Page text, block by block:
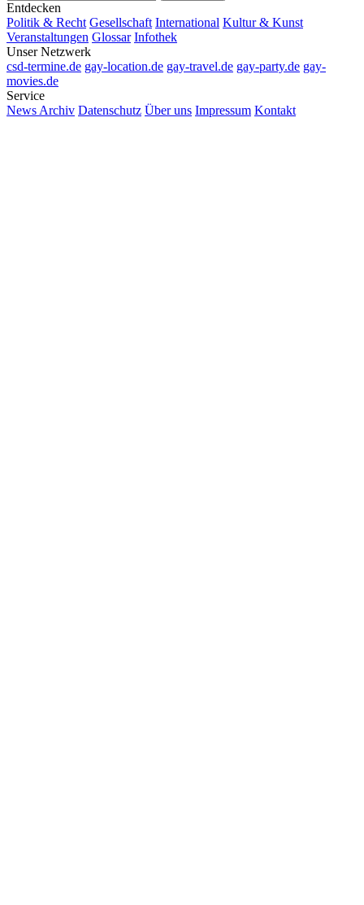
Entdecken
Politik & Recht Gesellschaft International Kultur & Kunst
Veranstaltungen Glossar Infothek
Unser Netzwerk
csd-termine.de gay-location.de gay-travel.de gay-party.de gay-
movies.de
Service
News Archiv Datenschutz Über uns Impressum Kontakt